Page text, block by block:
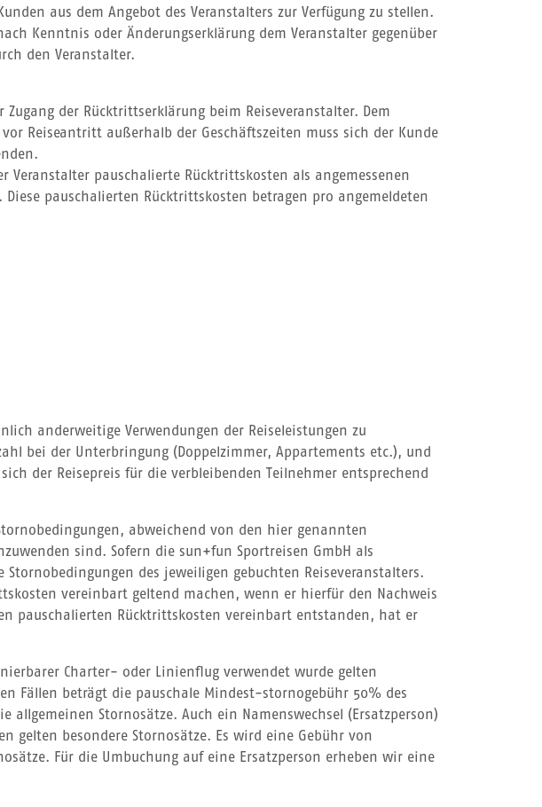
aus dem Angebot des Veranstalters zur Verfügung zu stellen.
Kenntnis oder Änderungserklärung dem Veranstalter gegenüber
den Veranstalter.
der Rücktrittserklärung beim Reiseveranstalter. Dem
Reiseantritt außerhalb der Geschäftszeiten muss sich der Kunde
pauschalierte Rücktrittskosten als angemessenen
pauschalierten Rücktrittskosten betragen pro angemeldeten
anderweitige Verwendungen der Reiseleistungen zu
bei der Unterbringung (Doppelzimmer, Appartements etc.), und
der Reisepreis für die verbleibenden Teilnehmer entsprechend
abweichend von den hier genannten
sind. Sofern die sun+fun Sportreisen GmbH als
des jeweiligen gebuchten Reiseveranstalters.
vereinbart geltend machen, wenn er hierfür den Nachweis
pauschalierten Rücktrittskosten vereinbart entstanden, hat er
Charter- oder Linienflug verwendet wurde gelten
Fällen beträgt die pauschale Mindest-stornogebühr 50% des
allgemeinen Stornosätze. Auch ein Namenswechsel (Ersatzperson)
gelten besondere Stornosätze. Es wird eine Gebühr von
Für die Umbuchung auf eine Ersatzperson erheben wir eine